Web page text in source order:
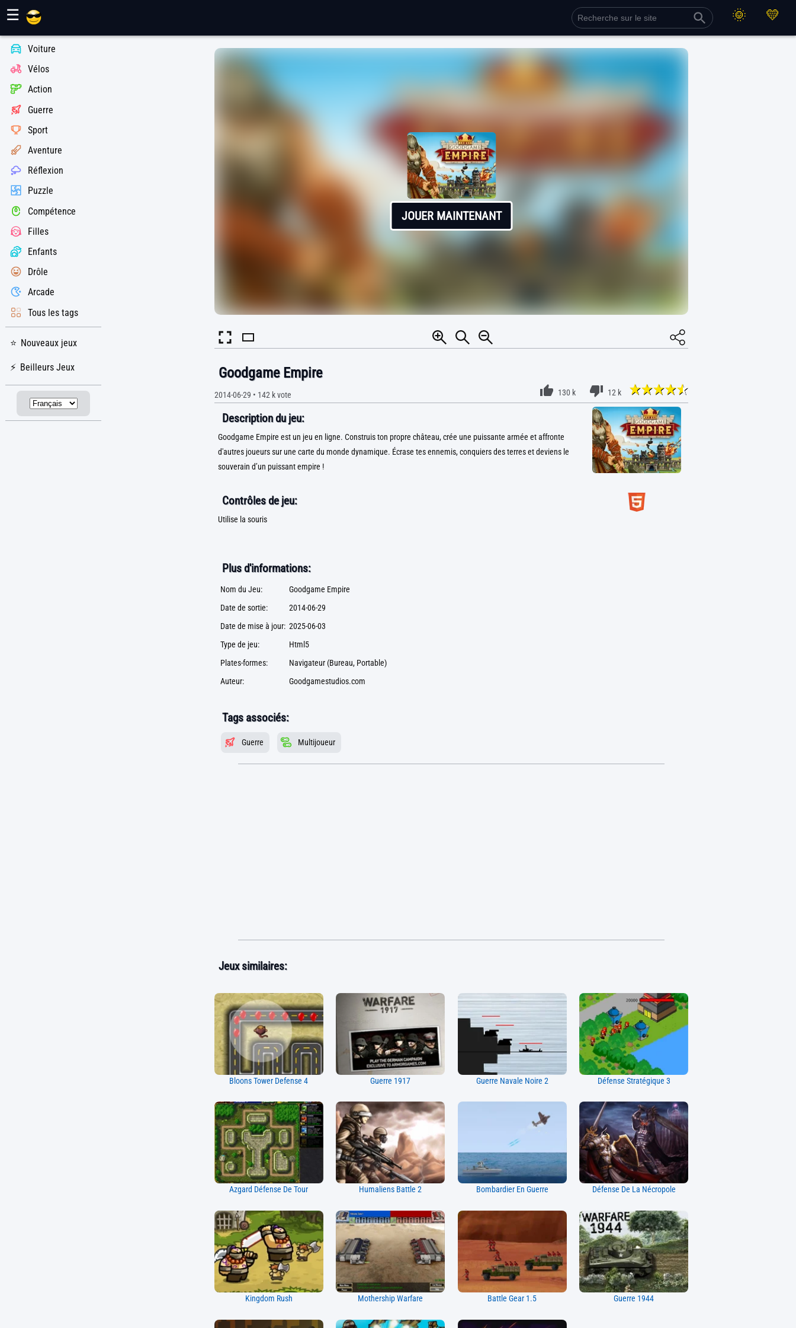
☰
Voiture
Vélos
Action
Guerre
Sport
Aventure
Réflexion
Puzzle
Compétence
Filles
Enfants
Drôle
Arcade
Tous les tags
Nouveaux jeux
Beilleurs Jeux
JOUER MAINTENANT
Goodgame Empire
2014-06-29 • 142 kvote 130 k 12 k
Description du jeu:
Goodgame Empire est un jeu en ligne. Construis ton propre château, crée une puissante armée et affronte
d'autres joueurs sur une carte du monde dynamique. Écrase tes ennemis, conquiers des terres et deviens le
souverain d’un puissant empire !
Contrôles de jeu:
Utilise la souris
Plus d'informations:
Nom du Jeu:
Goodgame Empire
Date de sortie:
2014-06-29
Date de mise à jour: 2025-06-03
Type de jeu:
Html5
Plates-formes:
Navigateur (Bureau, Portable)
Auteur:
Goodgamestudios.com
Tags associés:
Guerre Multijoueur
Jeux similaires:
Bloons Tower Defense 4 Guerre 1917 Guerre Navale Noire 2 Défense Stratégique 3
Azgard Défense De Tour Humaliens Battle 2 Bombardier En Guerre Défense De La Nécropole
Kingdom Rush Mothership Warfare Battle Gear 1.5 Guerre 1944